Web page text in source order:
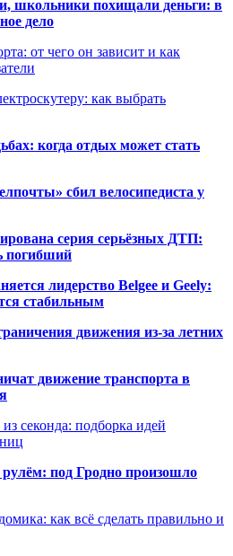
школьники похищали деньги: в
дело
от чего он зависит и как
как выбрать
когда отдых может стать
сбил велосипедиста у
серия серьёзных ДТП:
погибший
лидерство Belgee и Geely:
стабильным
движения из-за летних
движение транспорта в
секонда: подборка идей
рулём: под Гродно произошло
как всё сделать правильно и